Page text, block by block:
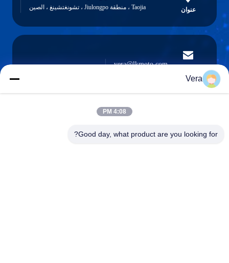
عنوان
Taojia ، منطقة Jiulongpo ، تشونغتشينغ ، الصين
الإلكتروني
vera@lkmoto.com
هاتف
Vera
4:08 PM
Good day, what product are you looking for?